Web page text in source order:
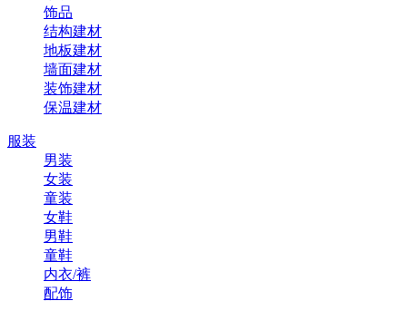
饰品
结构建材
地板建材
墙面建材
装饰建材
保温建材
服装
男装
女装
童装
女鞋
男鞋
童鞋
内衣/裤
配饰